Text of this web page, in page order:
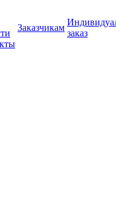
Заказчикам
заказ